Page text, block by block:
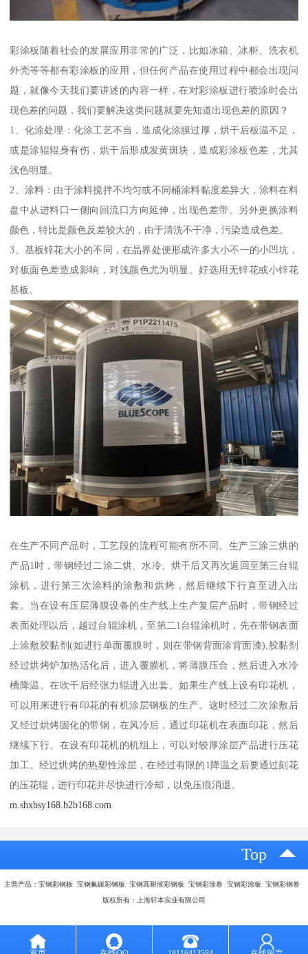
彩涂板随着社会的发展应用非常的广泛，比如冰箱、冰柜、洗衣机
外壳等等都有彩涂板的应用，但任何产品在使用过程中都会出现问
题，就像今天我们要讲述的内容一样，在对彩涂板进行喷涂时会出
现色差的问题，我们要解决这类问题就要先知道出现色差的原因？
1、化涂处理：化涂工艺不当，造成化涂膜过厚，烘干后板温不足，
或是涂辊辊身有伤，烘干后形成发黄斑块，造成彩涂板色差，尤其
浅色明显。
2、涂料：由于涂料搅拌不均匀或不同桶涂料黏度差异大，涂料在料
盘中从进料口一侧向回流口方向延伸，出现色差带。另外更换涂料
颜色，特比是颜色反差较大的，由于清洗不干净，污染造成色差。
3、基板锌花大小的不同，在晶界处便形成许多大小不一的小凹坑，
对板面色差造成影响，对浅颜色尤为明显。好选用无锌花或小锌花
基板。
在生产不同产品时，工艺段的流程可能有所不同。生产三涂三烘的
产品1时，带钢经过二涂二烘、水冷、烘干后又再次返回至第三台辊
涂机，进行第三次涂料的涂敷和烘烤，然后继续下行直至进入出
套。当在设有压层薄膜设备的生产线上生产复层产品时，带钢经过
表面处理以后，越过台辊涂机，至第二1台辊涂机时，先在带钢表面
上涂敷胶黏剂(如进行单面覆膜时，则在带钢背面涂背面漆),胶黏剂
经过烘烤炉加热活化后，进入覆膜机，将薄膜压合，然后进入水冷
槽降温。在吹干后经张力辊进入出套。如果生产线上设有印花机，
可以用来进行有印花的有机涂层钢板的生产。这时经过二次涂敷后
又经过烘烤固化的带钢，在风冷后，通过印花机在表面印花，然后
继续下行。在设有印花机的机组上，可以对较厚涂层产品进行压花
加工。经过烘烤的热塑性涂层，在经过有限的1降温之后要通过刻花
的压花辊，进行印花并尽快进行冷却，以免压痕消退。
m.shxbsy168.b2b168.com
Top
主营产品：宝钢彩钢板 宝钢氟碳彩钢板 宝钢高耐候彩钢板 宝钢彩涂卷 宝钢彩涂板 宝钢彩钢卷
版权所有：上海轩本实业有限公司